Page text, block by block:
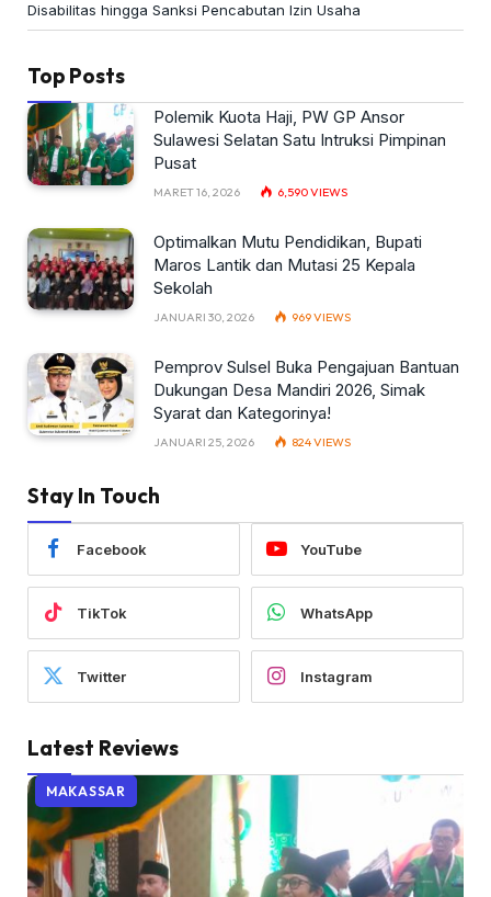
Disabilitas hingga Sanksi Pencabutan Izin Usaha
Top Posts
Polemik Kuota Haji, PW GP Ansor
Sulawesi Selatan Satu Intruksi Pimpinan
Pusat
MARET 16, 2026 6,590VIEWS
Optimalkan Mutu Pendidikan, Bupati
Maros Lantik dan Mutasi 25 Kepala
Sekolah
JANUARI 30, 2026 969VIEWS
Pemprov Sulsel Buka Pengajuan Bantuan
Dukungan Desa Mandiri 2026, Simak
Syarat dan Kategorinya!
JANUARI 25, 2026 824VIEWS
Stay In Touch
Facebook YouTube
TikTok WhatsApp
Twitter Instagram
Latest Reviews
MAKASSAR